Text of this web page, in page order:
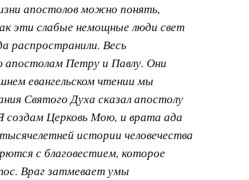
апостолов можно понять,
эти слабые немощные люди свет
распространили. Весь
апостолам Петру и Павлу. Они
евангельском чтении мы
Святого Духа сказал апостолу
Церковь Мою, и врата ада
истории человечества
с благовестием, которое
Враг затмевает умы